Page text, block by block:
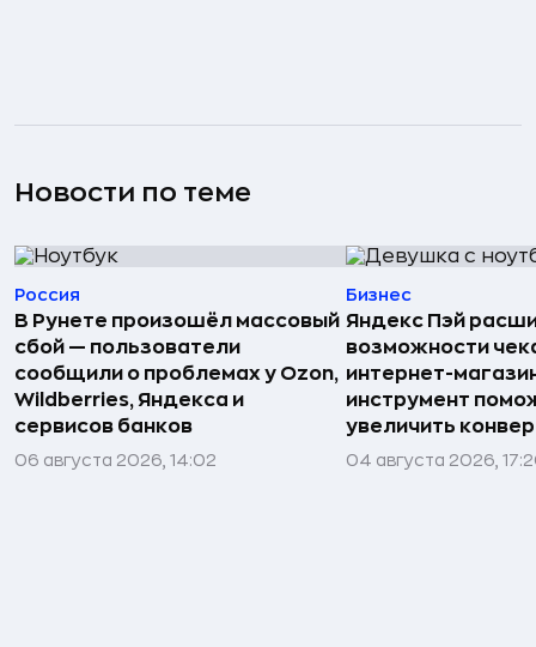
Новости по теме
Россия
В Рунете произошёл массовый
сбой — пользователи
сообщили о проблемах у Ozon,
Wildberries, Яндекса и
сервисов банков
06 августа 2026, 14:02
Бизнес
Яндекс Пэй
возможности
интернет-
инструмент
увеличить
04 августа 2026,